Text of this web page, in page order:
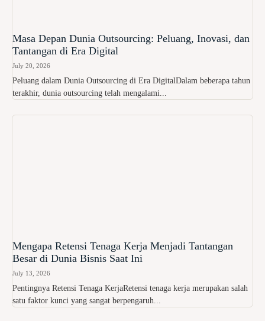
Masa Depan Dunia Outsourcing: Peluang, Inovasi, dan
Tantangan di Era Digital
July 20, 2026
Peluang dalam Dunia Outsourcing di Era DigitalDalam beberapa tahun
terakhir, dunia outsourcing telah mengalami...
Mengapa Retensi Tenaga Kerja Menjadi Tantangan
Besar di Dunia Bisnis Saat Ini
July 13, 2026
Pentingnya Retensi Tenaga KerjaRetensi tenaga kerja merupakan salah
satu faktor kunci yang sangat berpengaruh...